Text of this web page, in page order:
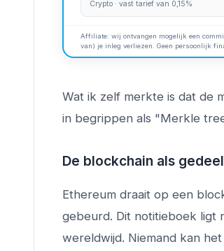
Crypto · vast tarief van 0,15%
Affiliate: wij ontvangen mogelijk een
van) je inleg verliezen. Geen persoonlijk
Wat ik zelf merkte is dat de
in begrippen als "Merkle
De blockchain als
Ethereum draait op een
gebeurd. Dit notitieboek ligt
wereldwijd. Niemand kan